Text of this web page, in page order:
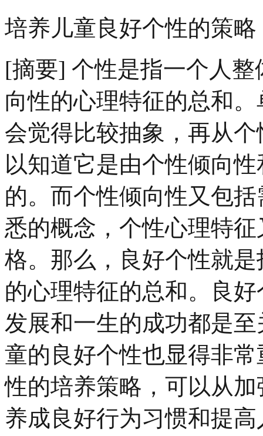
培养儿童良好个性的策略
[摘要] 个性是指一个人
向性的心理特征的总和
会觉得比较抽象，再从
以知道它是由个性倾向
的。而个性倾向性又包
悉的概念，个性心理特
格。那么，良好个性就
的心理特征的总和。良
发展和一生的成功都是
童的良好个性也显得非
性的培养策略，可以从
养成良好行为习惯和提